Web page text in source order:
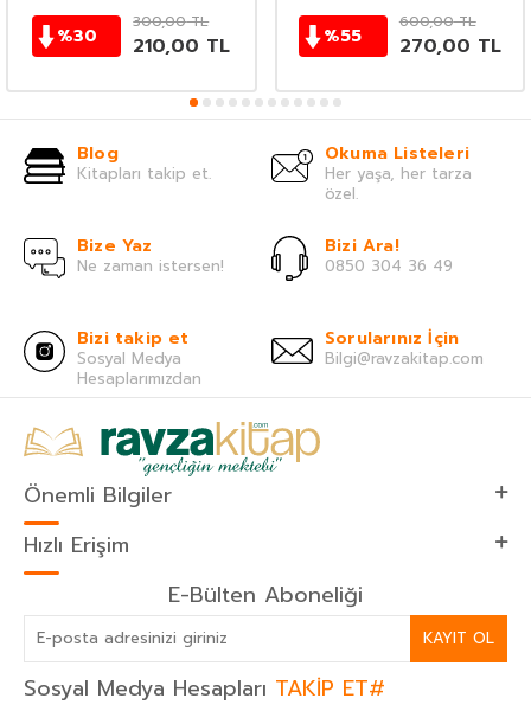
%30
300,00TL
210,00 TL %55
600,00TL
270,00 TL
Blog
Kitapları takip et.
Okuma Listeleri
Her yaşa, her tarza
özel.
Bize Yaz
Ne zaman istersen!
Bizi Ara!
0850 304 36 49
Bizi takip et
Sosyal Medya
Hesaplarımızdan
Sorularınız İçin
Bilgi@ravzakitap.com
Önemli Bilgiler
Hızlı Erişim
E-Bülten Aboneliği
KAYIT OL
Sosyal Medya Hesapları TAKİP ET#